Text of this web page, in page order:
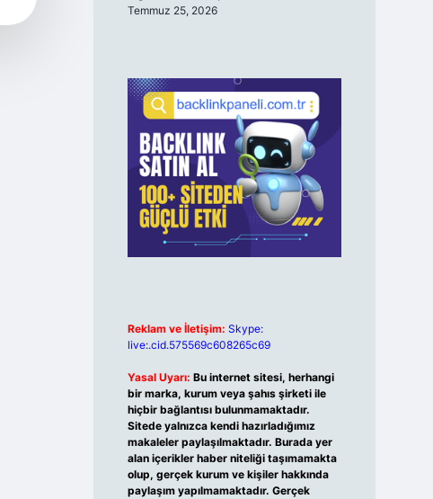
Temmuz 25, 2026
Reklam ve İletişim: Skype:
live:.cid.575569c608265c69
Yasal Uyarı: Bu internet sitesi, herhangi
bir marka, kurum veya şahıs şirketi ile
hiçbir bağlantısı bulunmamaktadır.
Sitede yalnızca kendi hazırladığımız
makaleler paylaşılmaktadır. Burada yer
alan içerikler haber niteliği taşımamakta
olup, gerçek kurum ve kişiler hakkında
paylaşım yapılmamaktadır. Gerçek